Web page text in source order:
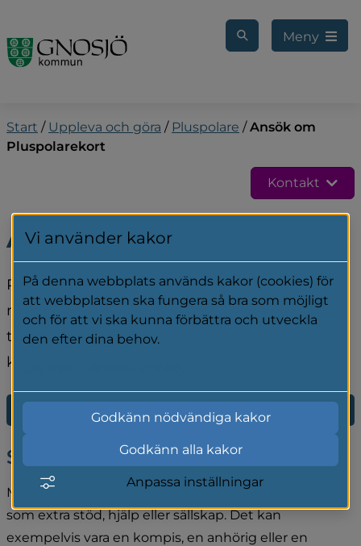
Meny
Start / Uppleva och göra / Pluspolare / Ansök om
Pluspolarekort
Kontakt
Ansök om Pluspolarekort
Pluspolare är en möjlighet för dig som har
någon typ av funktions­nedsättning, att lättare
ta del av olika evenemang inom fritid och
kultur.
E-tjänst för ansökan om Pluspolarekortet
Så fungerar Pluspolarekortet
Med Pluspolarekortet får du ta med dig en person
som extra stöd, hjälp eller sällskap. Det kan
exempelvis vara en kompis, en anhörig eller en
Vi använder kakor
På denna webbplats används kakor (cookies) för
att webbplatsen ska fungera så bra som möjligt
och för att vi ska kunna förbättra och utveckla
den efter dina behov.
Godkänn nödvändiga kakor
Godkänn alla kakor
Anpassa inställningar